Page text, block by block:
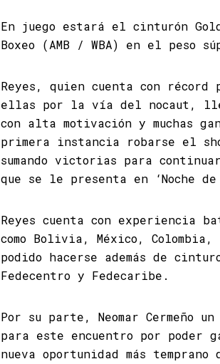
En juego estará el cinturón
Boxeo (AMB / WBA) en el peso
Reyes, quien cuenta con
ellas por la vía del nocaut,
con alta motivación y muchas
primera instancia robarse el
sumando victorias para
que se le presenta en ‘Noche de
Reyes cuenta con experiencia
como Bolivia, México,
podido hacerse además de
Fedecentro y Fedecaribe.
Por su parte, Neomar Cermeño
para este encuentro por poder
nueva oportunidad más